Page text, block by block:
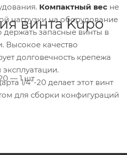
Компактный вес не
нагрузки на оборудование
держать запасные винты в
Высокое качество
долговечность крепежа
1/4"-20 делает этот винт
для сборки конфигураций
и на съемочных
винта Kupo
— 1 шт